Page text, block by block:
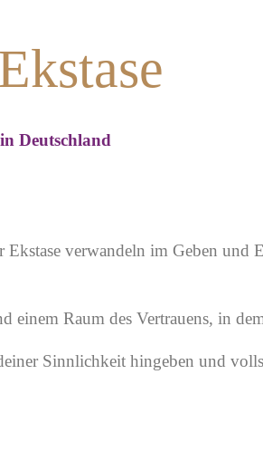
Deutschland
Ekstase verwandeln im Geben
einem Raum des Vertrauens, in
Sinnlichkeit hingeben und